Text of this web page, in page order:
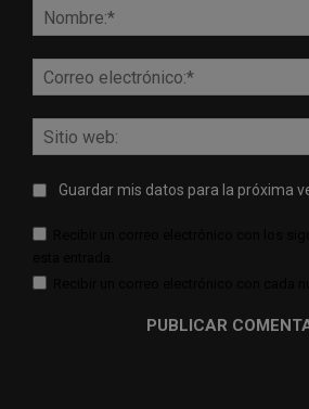
Guardar mis datos para la próxima